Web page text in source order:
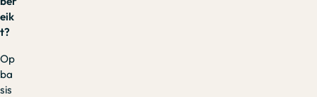
eik
t?
Op
ba
sis